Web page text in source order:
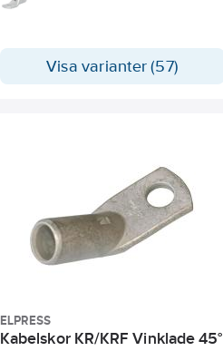
halsmärkning och backmärkning
Visa varianter (57)
ELPRESS
Kabelskor KR/KRF Vinklade 45°